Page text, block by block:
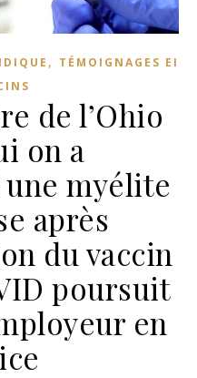
, TÉMOIGNAGES EI
de l’Ohio
on a
myélite
après
du vaccin
poursuit
en